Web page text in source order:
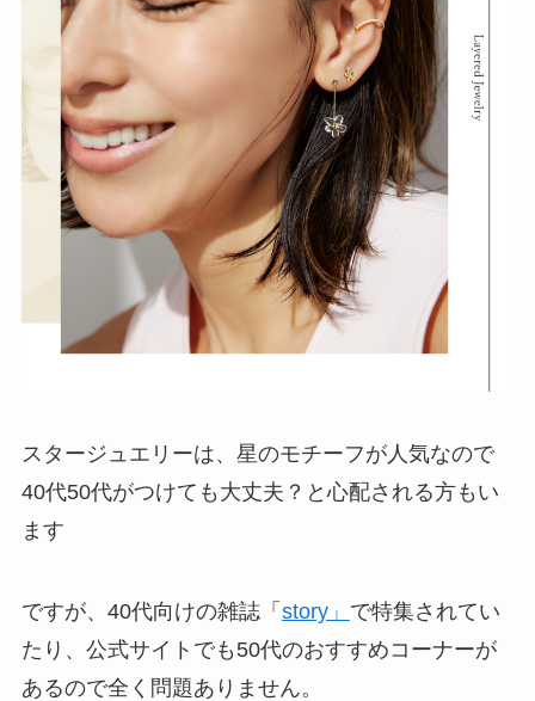
スタージュエリーは、星のモチーフが人気なので
40代50代がつけても大丈夫？と心配される方もい
ます
ですが、40代向けの雑誌「 story」 で特集されてい
たり、公式サイトでも50代のおすすめコーナーが
あるので全く問題ありません。